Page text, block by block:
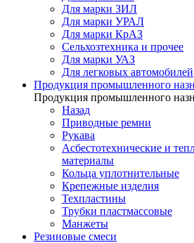
Для марки ЗИЛ
Для марки УРАЛ
Для марки КрАЗ
Сельхозтехника и прочее
Для марки УАЗ
Для легковых автомобилей
Продукция промышленного
Продукция промышленного
Назад
Приводные ремни
Рукава
Асбестотехнические и
материалы
Кольца уплотнительные
Крепежные изделия
Техпластины
Трубки пластмассовые
Манжеты
Резиновые смеси